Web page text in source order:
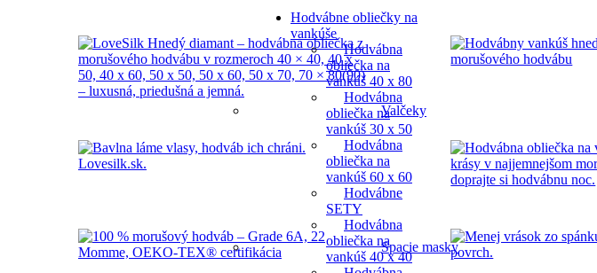
Valčeky
Spacie masky
Hodvábne obliečky na
vankúše
Hodvábna
obliečka na
vankúš 40 x 80
Hodvábna
obliečka na
vankúš 30 x 50
Hodvábna
obliečka na
vankúš 60 x 60
Hodvábne
SETY
Hodvábna
obliečka na
vankúš 40 x 40